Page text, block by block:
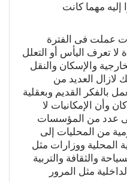
مهما كانت
عملت فى الفترة
لا تعرف اليأس أو التعلل
والإسكان والنقل
لازال العديد من
بالفكر القديم وبعقلية
وأن الإمكانيات لا
عدد من المؤسسات
من المحليات إلى
المحلية ووزارات مثل
والثقافة والتربية
مثل المرور